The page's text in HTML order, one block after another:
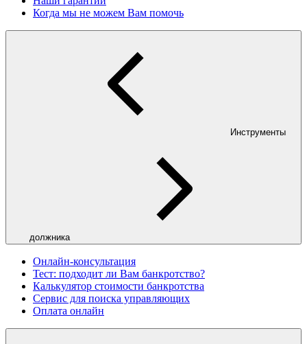
Когда мы не можем Вам помочь
Инструменты
должника
Онлайн-консультация
Тест: подходит ли Вам банкротство?
Калькулятор стоимости банкротства
Сервис для поиска управляющих
Оплата онлайн